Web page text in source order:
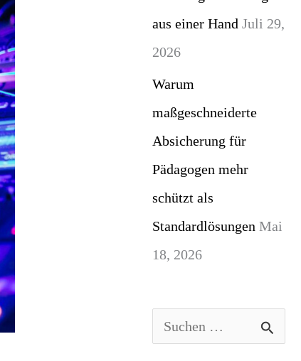
aus einer Hand Juli 29,
2026
Warum
maßgeschneiderte
Absicherung für
Pädagogen mehr
schützt als
Standardlösungen Mai
18, 2026